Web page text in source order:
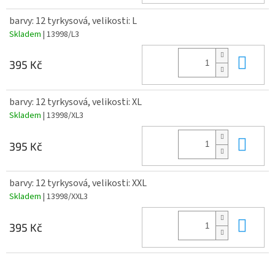
barvy: 12 tyrkysová, velikosti: L
Skladem | 13998/L3
395 Kč
barvy: 12 tyrkysová, velikosti: XL
Skladem | 13998/XL3
395 Kč
barvy: 12 tyrkysová, velikosti: XXL
Skladem | 13998/XXL3
395 Kč